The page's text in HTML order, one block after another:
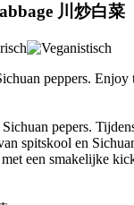
川炒⽩菜
peppers.
pepers.
spitskool en
een smakelijke